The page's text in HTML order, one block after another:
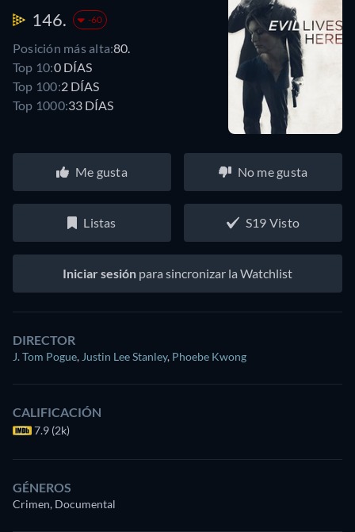
146. -60
Posición más alta:80.
Top 10:0 DÍAS
Top 100:2 DÍAS
Top 1000:33 DÍAS
Me gusta No me gusta
Listas S19 Visto
Iniciar sesión para sincronizar la Watchlist
DIRECTOR
J. Tom Pogue, Justin Lee Stanley, Phoebe Kwong
CALIFICACIÓN
7.9 (2k)
GÉNEROS
Crimen, Documental